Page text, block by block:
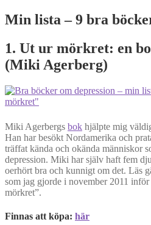
Min lista – 9 bra
1. Ut ur mörkret: en
(Miki Agerberg)
Miki Agerbergs bok hjälpte mig
Han har besökt Nordamerika och
träffat kända och okända människor
depression. Miki har själv haft fem
oerhört bra och kunnigt om det. Läs
som jag gjorde i november 2011
mörkret”.
Finnas att köpa: här